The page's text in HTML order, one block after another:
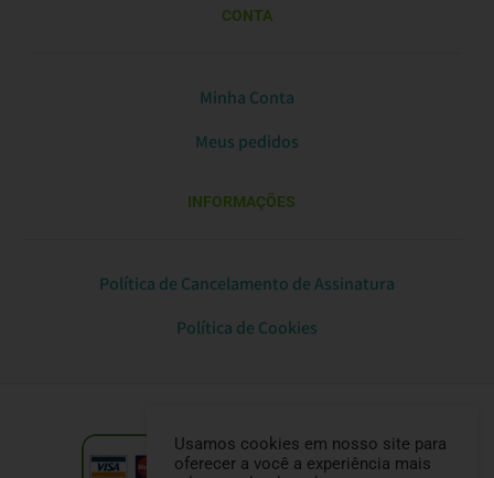
CONTA
Minha Conta
Meus pedidos
INFORMAÇÕES
Política de Cancelamento de Assinatura
Política de Cookies
Usamos cookies em nosso site para
oferecer a você a experiência mais